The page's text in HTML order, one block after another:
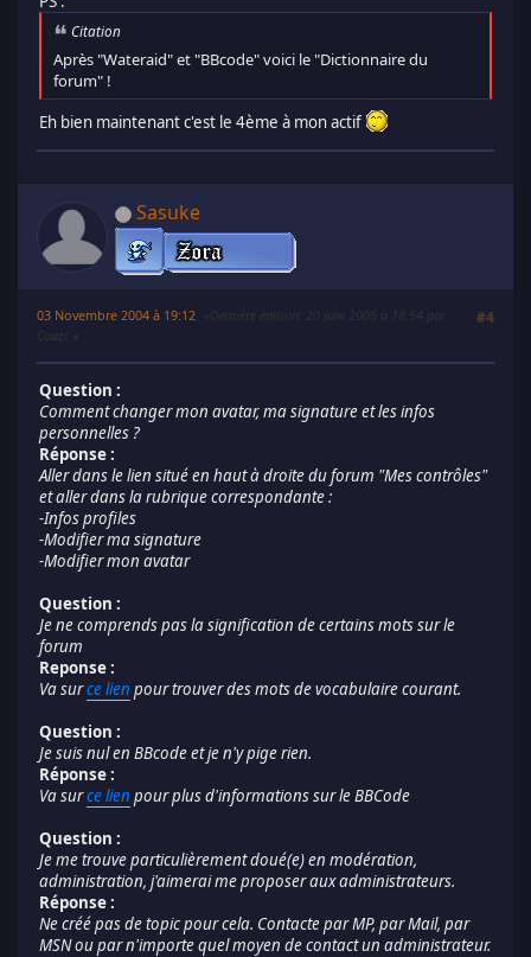
Citation
Après "Wateraid" et "BBcode" voici le "Dictionnaire du
forum" !
Eh bien maintenant c'est le 4ème à mon actif
Sasuke
03 Novembre 2004 à 19:12 #4
Dernière édition
Question :
Comment changer mon avatar, ma signature et les infos
personnelles ?
Réponse :
Aller dans le lien situé en haut à droite du forum "Mes contrôles"
et aller dans la rubrique correspondante :
-Infos profiles
-Modifier ma signature
-Modifier mon avatar
Question :
Je ne comprends pas la signification de certains mots sur le
forum
Reponse :
Va surce lien pour trouver des mots de vocabulaire courant.
Question :
Je suis nul en BBcode et je n'y pige rien.
Réponse :
Va surce lien pour plus d'informations sur le BBCode
Question :
Je me trouve particulièrement doué(e) en modération,
administration, j'aimerai me proposer aux administrateurs.
Réponse :
Ne créé pas de topic pour cela. Contacte par MP, par Mail, par
MSN ou par n'importe quel moyen de contact un administrateur.